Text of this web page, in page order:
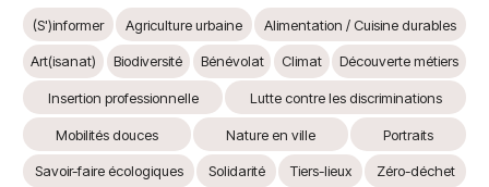
(S')informer Agriculture urbaine Alimentation / Cuisine durables
Art(isanat) Biodiversité Bénévolat Climat Découverte métiers
Insertion professionnelle Lutte contre les discriminations
Mobilités douces Nature en ville Portraits
Savoir-faire écologiques Solidarité Tiers-lieux Zéro-déchet